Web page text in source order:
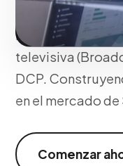
una estética
los exigentes
televisiva
DCP.
en el mercado
Comenzar